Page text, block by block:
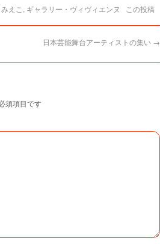
えこ , ギャラリー・ヴィヴィエンヌ
この投稿
日本芸能舞台アーティストの集い →
須項目です